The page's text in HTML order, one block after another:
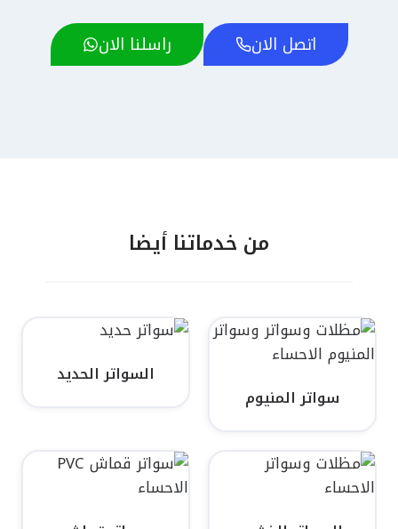
اتصل الان راسلنا الان
من خدماتنا أيضا
سواتر المنيوم
السواتر الحديد